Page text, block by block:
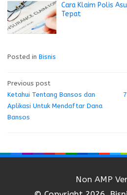
Cara Klaim Polis
Tepat
Posted in Bisnis
Post
navigation
Previous post
Ketahui Tentang Bansos dan
Aplikasi Untuk Mendaftar Dana
Bansos
Non AMP